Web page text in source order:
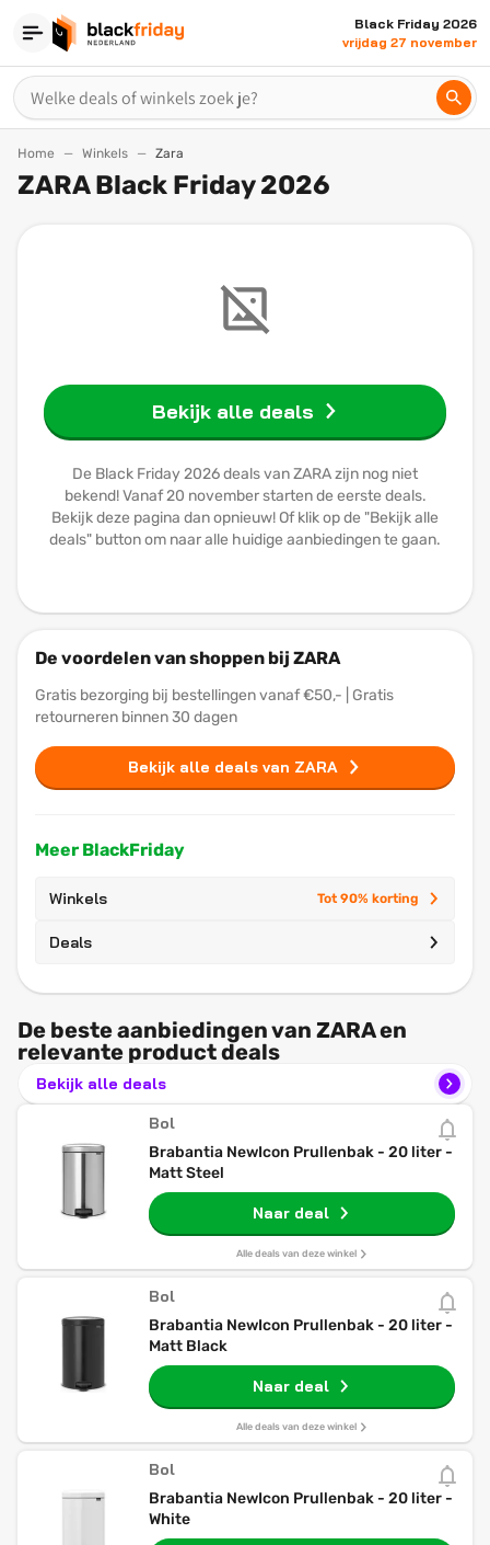
Black Friday 2026
vrijdag 27 november
Home Winkels Zara
ZARA Black Friday 2026
Bekijk alle deals
De Black Friday 2026 deals van ZARA zijn nog niet
bekend! Vanaf 20 november starten de eerste deals.
Bekijk deze pagina dan opnieuw! Of klik op de "Bekijk alle
deals" button om naar alle huidige aanbiedingen te gaan.
De voordelen van shoppen bij ZARA
Gratis bezorging bij bestellingen vanaf €50,- | Gratis
retourneren binnen 30 dagen
Bekijk alle deals van ZARA
Meer BlackFriday
Winkels Tot 90% korting
Deals
De beste aanbiedingen van ZARA en
relevante product deals
Bekijk alle deals
Bol
Brabantia NewIcon Prullenbak - 20 liter -
Matt Steel
Naar deal
Alle deals van deze winkel
Bol
Brabantia NewIcon Prullenbak - 20 liter -
Matt Black
Naar deal
Alle deals van deze winkel
Bol
Brabantia NewIcon Prullenbak - 20 liter -
White